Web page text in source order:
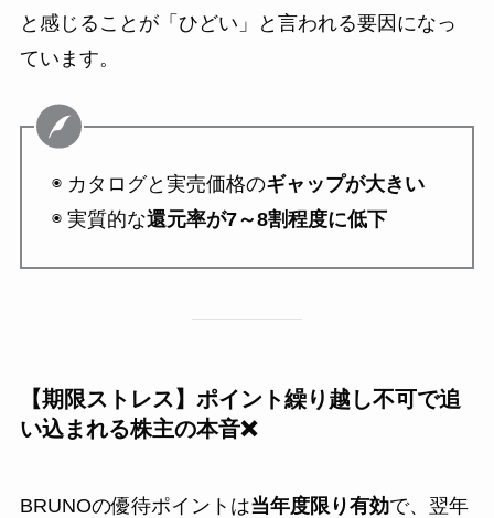
と感じることが「ひどい」と言われる要因になっ
ています。
◉ カタログと実売価格のギャップが大きい
◉ 実質的な還元率が7～8割程度に低下
【期限ストレス】ポイント繰り越し不可で追
い込まれる株主の本音❌
BRUNOの優待ポイントは当年度限り有効で、翌年